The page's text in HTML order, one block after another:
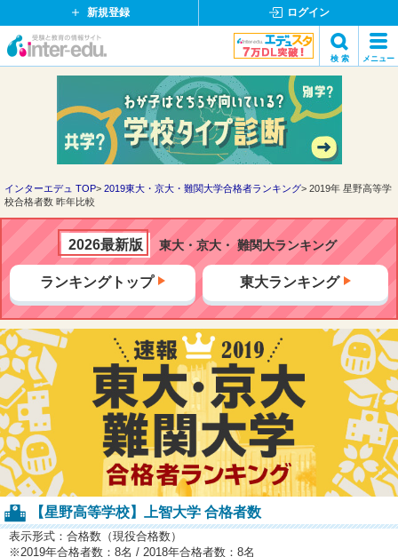
新規登録 ログイン
イ
ド
ッ
ト
検 索 メニュー
検索
インターエデュ TOP 2019東大・京大・難関大学合格者ランキング
2019年 星野高等学
校合格者数 昨年比較
2026最新版 東大・京大・ 難関大ランキング
ランキングトップ 東大ランキング
【星野高等学校】上智大学 合格者数
表示形式：合格数（現役合格数）
※2019年合格者数：8名 / 2018年合格者数：8名